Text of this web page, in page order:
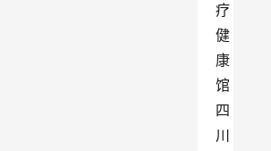
疗
健
康
馆
四
川